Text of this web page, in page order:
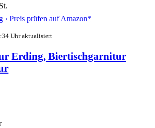
› Preis prüfen auf Amazon*
Uhr aktualisiert
Erding, Biertischgarnitur